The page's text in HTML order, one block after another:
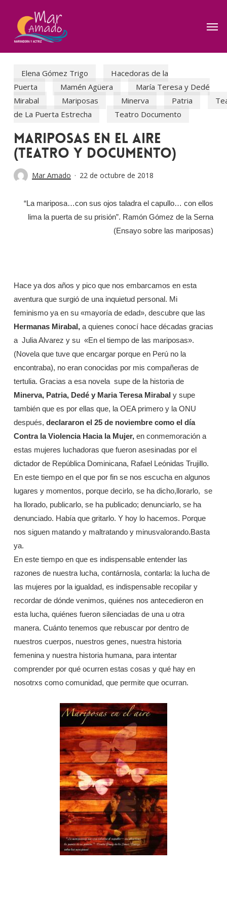
Elena Gómez Trigo
Hacedoras de la
Puerta
Mamén Agüera
María Teresa y Dedé
Mirabal
Mariposas Minerva Patria
de La Puerta Estrecha
Teatro Documento
MARIPOSAS EN EL AIRE
(Teatro y documento)
Mar Amado 22 de octubre de 2018
“La mariposa…con sus ojos taladra el capullo… con ellos
lima la puerta de su prisión”. Ramón Gómez de la Serna
(Ensayo sobre las mariposas)
Hace ya dos años y pico que nos embarcamos en esta
aventura que surgió de una inquietud personal. Mi
feminismo ya en su «mayoría de edad», descubre que las
Hermanas Mirabal,a quienes conocí hace décadas gracias
a Julia Alvarez y su «En el tiempo de las mariposas».
(Novela que tuve que encargar porque en Perú no la
encontraba), no eran conocidas por mis compañeras de
tertulia. Gracias a esa novela supe de la historia de
Minerva, Patria, Dedé y Maria Teresa Mirabal y supe
también que es por ellas que, la OEA primero y la ONU
después, declararon el 25 de noviembre como el día
Contra la Violencia Hacia la Mujer,en conmemoración a
estas mujeres luchadoras que fueron asesinadas por el
dictador de República Dominicana, Rafael Leónidas Trujillo.
En este tiempo en el que por fin se nos escucha en algunos
lugares y momentos, porque decirlo, se ha dicho,llorarlo, se
ha llorado, publicarlo, se ha publicado; denunciarlo, se ha
denunciado. Había que gritarlo. Y hoy lo hacemos. Porque
nos siguen matando y maltratando y minusvalorando.Basta
ya.
En este tiempo en que es indispensable entender las
razones de nuestra lucha, contárnosla, contarla: la lucha de
las mujeres por la igualdad, es indispensable recopilar y
recordar de dónde venimos, quiénes nos antecedieron en
esta lucha, quiénes fueron silenciadas de una u otra
manera. Cuánto tenemos que rebuscar por dentro de
nuestros cuerpos, nuestros genes, nuestra historia
femenina y nuestra historia humana, para intentar
comprender por qué ocurren estas cosas y qué hay en
nosotrxs como comunidad, que permite que ocurran.